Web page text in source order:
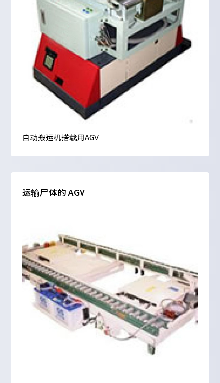
自动搬运机搭载用AGV
运输尸体的 AGV